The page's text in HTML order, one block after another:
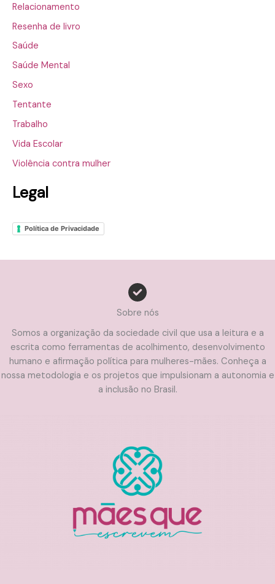
Relacionamento
Resenha de livro
Saúde
Saúde Mental
Sexo
Tentante
Trabalho
Vida Escolar
Violência contra mulher
Legal
Política de Privacidade
Sobre nós
Somos a organização da sociedade civil que usa a leitura e a
escrita como ferramentas de acolhimento, desenvolvimento
humano e afirmação política para mulheres-mães. Conheça a
nossa metodologia e os projetos que impulsionam a autonomia e
a inclusão no Brasil.